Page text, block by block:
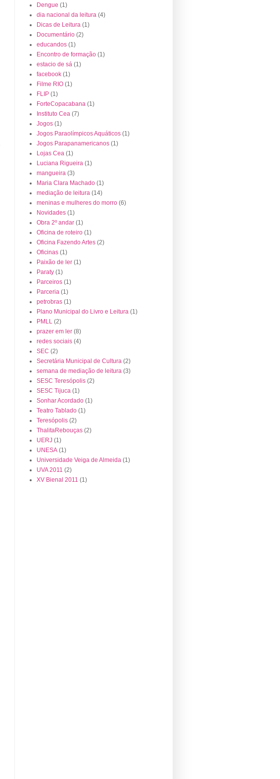
Dengue (1)
dia nacional da leitura (4)
Dicas de Leitura (1)
Documentário (2)
educandos (1)
Encontro de formação (1)
estacio de sá (1)
facebook (1)
Filme RIO (1)
FLIP (1)
ForteCopacabana (1)
Instituto Cea (7)
Jogos (1)
Jogos Paraolímpicos Aquáticos (1)
Jogos Parapanamericanos (1)
Lojas Cea (1)
Luciana Rigueira (1)
mangueira (3)
Maria Clara Machado (1)
mediação de leitura (14)
meninas e mulheres do morro (6)
Novidades (1)
Obra 2º andar (1)
Oficina de roteiro (1)
Oficina Fazendo Artes (2)
Oficinas (1)
Paixão de ler (1)
Paraty (1)
Parceiros (1)
Parceria (1)
petrobras (1)
Plano Municipal do Livro e Leitura (1)
PMLL (2)
prazer em ler (8)
redes sociais (4)
SEC (2)
Secretária Municipal de Cultura (2)
semana de mediação de leitura (3)
SESC Teresópolis (2)
SESC Tijuca (1)
Sonhar Acordado (1)
Teatro Tablado (1)
Teresópolis (2)
ThalitaRebouças (2)
UERJ (1)
UNESA (1)
Universidade Veiga de Almeida (1)
UVA 2011 (2)
XV Bienal 2011 (1)